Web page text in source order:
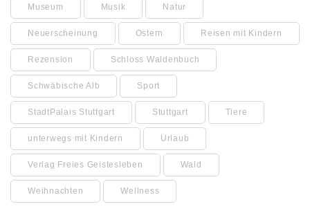
Museum Musik Natur
Neuerscheinung Ostern Reisen mit Kindern
Rezension Schloss Waldenbuch
Schwäbische Alb Sport
StadtPalais Stuttgart Stuttgart Tiere
unterwegs mit Kindern Urlaub
Verlag Freies Geistesleben Wald
Weihnachten Wellness